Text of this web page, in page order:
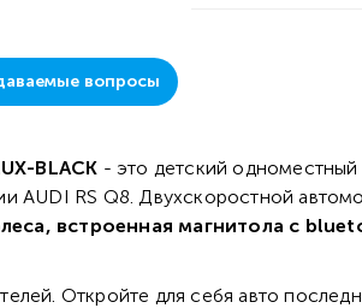
вопросы
BLACK - это детский
AUDI RS Q8. Двухскоростной
встроенная магнитола с
Откройте для себя авто